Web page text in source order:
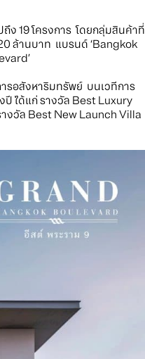
ง 19 โครงการ โดยกลุ่มสินค้าที่
ล้านบาท แบรนด์ ‘Bangkok
รอสังหาริมทรัพย์ บนเวทีการ
ได้แก่ รางวัล Best Luxury
งวัล Best New Launch Villa